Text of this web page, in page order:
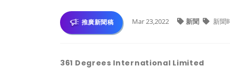
推廣新聞稿 Mar 23,2022 新聞 新聞
361 Degrees International Limited